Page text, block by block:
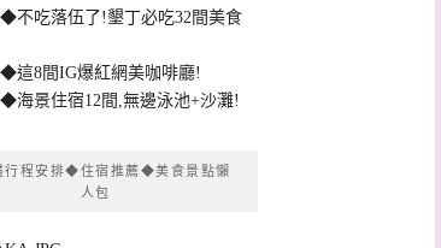
不吃落伍了!墾丁必吃32間美食
這8間IG爆紅網美咖啡廳!
海景住宿12間,無邊泳池+沙灘!
行程安排◆住宿推薦◆美食景點懶
人包